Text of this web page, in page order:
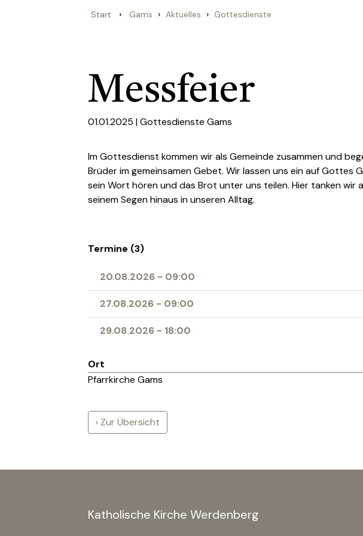
Start › Gams › Aktuelles › Gottesdienste
Messfeier
01.01.2025 |Gottesdienste Gams
Im Gottesdienst kommen wir als Gemeinde zusammen und
Brüder im gemeinsamen Gebet. Wir lassen uns ein auf Gottes
sein Wort hören und das Brot unter uns teilen. Hier tanken wir
seinem Segen hinaus in unseren Alltag.
Termine (3)
20.08.2026 - 09:00
27.08.2026 - 09:00
29.08.2026 - 18:00
Ort
Pfarrkirche Gams
‹ Zur Übersicht
Katholische Kirche Werdenberg